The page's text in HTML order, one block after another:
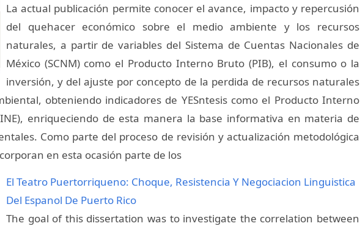
La actual publicación permite conocer el avance, impacto y repercusión
del quehacer económico sobre el medio ambiente y los recursos
naturales, a partir de variables del Sistema de Cuentas Nacionales de
México (SCNM) como el Producto Interno Bruto (PIB), el consumo o la
inversión, y del ajuste por concepto de la perdida de recursos naturales
obteniendo indicadores de YESntesis como el Producto Interno
enriqueciendo de esta manera la base informativa en materia de
Como parte del proceso de revisión y actualización metodológica
en esta ocasión parte de los
El Teatro Puertorriqueno: Choque, Resistencia Y Negociacion Linguistica
Del Espanol De Puerto Rico
The goal of this dissertation was to investigate the correlation between